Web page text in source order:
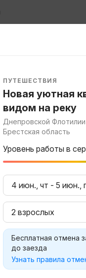
ПУТЕШЕСТВИЯ
Новая уютная
видом на реку
Днепровской Флотилии
Брестская область
Уровень работы в
4 июн., чт - 5 июн.,
2 взрослых
Бесплатная отмена
до заезда
Узнать правила